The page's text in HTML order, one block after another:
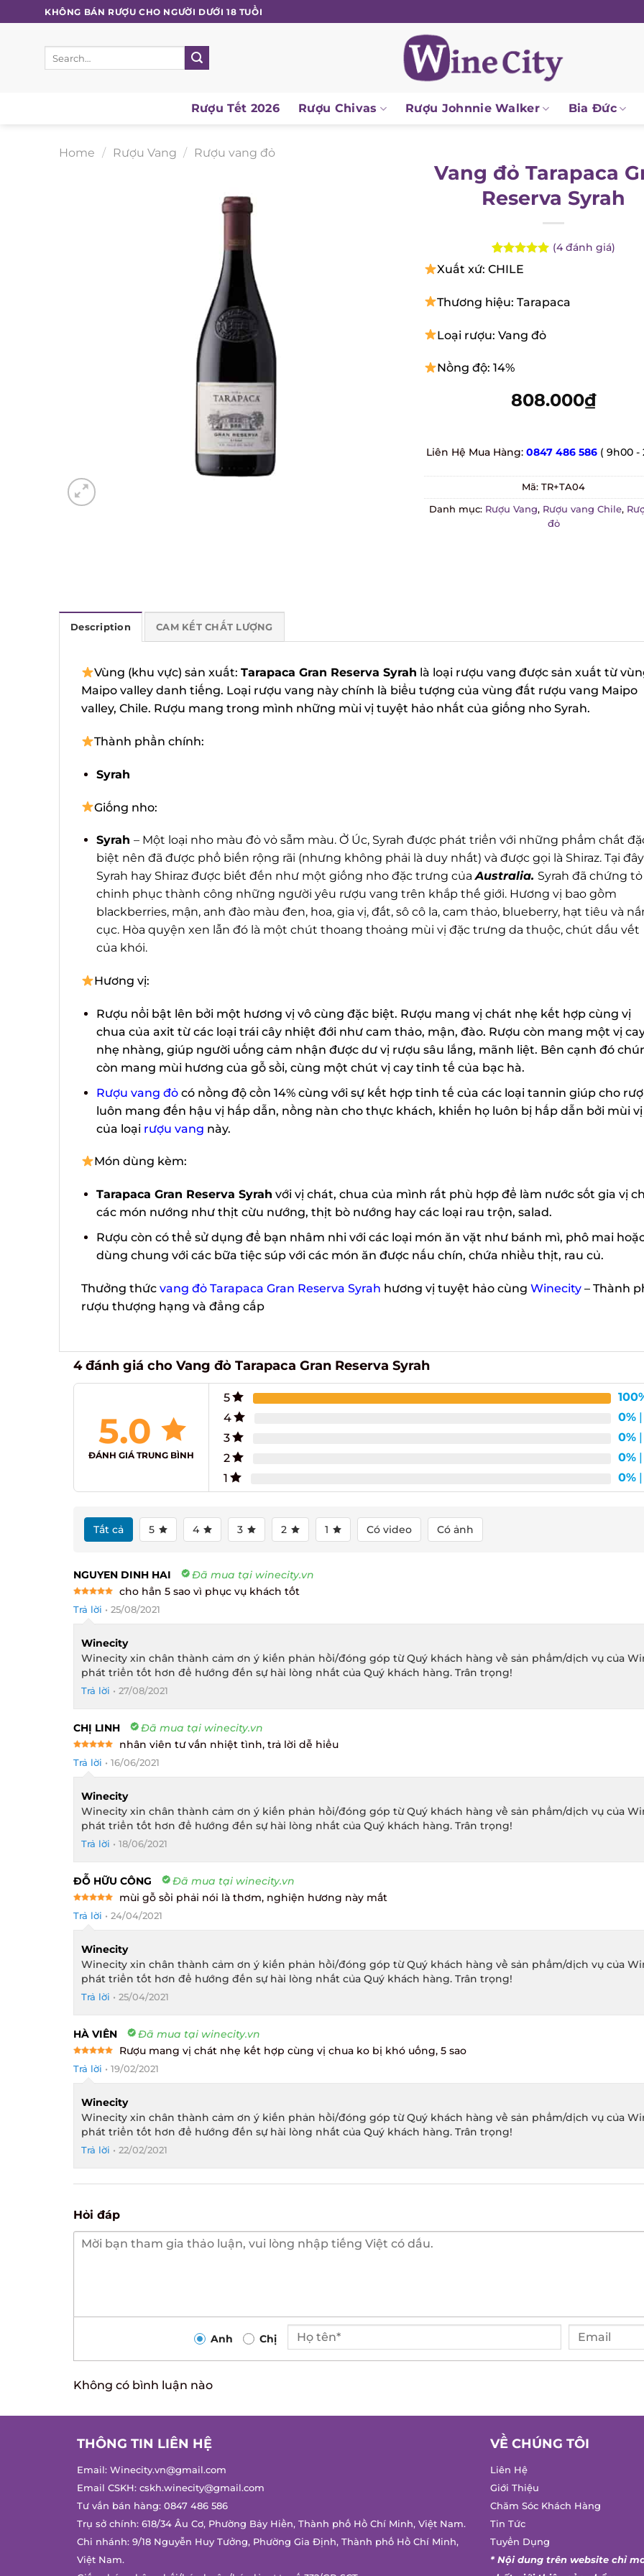
to
content
KHÔNG BÁN RƯỢU CHO NGƯỜI DƯỚI 18 TUỔI
Rượu Tết 2026 Rượu Chivas Rượu Johnnie Walker Bia Đức
Home Rượu Vang Rượu vang đỏ
Vang đỏ Tarapaca
Reserva Syrah
Rated5.00
out of 5
4
customer
ratings
( 4đánh giá)
Xuất xứ: CHILE
Thương hiệu: Tarapaca
Loại rượu: Vang đỏ
Nồng độ: 14%
808.000₫
Liên Hệ Mua Hàng:0847 486 586 ( 9h00 -
Mã:TR+TA04
Danh mục:Rượu Vang,Rượu vang Chile,
đỏ
Description CAM KẾT CHẤT LƯỢNG
Vùng (khu vực) sản xuất:Tarapaca Gran Reserva Syrahlà loại rượu vang được sản xuất từ
Maipo valley danh tiếng. Loại rượu vang này chính là biểu tượng của vùng đất rượu vang Maipo
valley, Chile. Rượu mang trong mình những mùi vị tuyệt hảo nhất của giống nho Syrah.
Thành phần chính:
Syrah
Giống nho:
Syrah– Một loại nho màu đỏ vỏ sẫm màu. Ở Úc, Syrah được phát triển với những phẩm chất đặc
biệt nên đã được phổ biến rộng rãi (nhưng không phải là duy nhất) và được gọi là Shiraz. Tại đây
Syrah hay Shiraz được biết đến như một giống nho đặc trưng củaAustralia.Syrah đã chứng tỏ
chinh phục thành công những người yêu rượu vang trên khắp thế giới. Hương vị bao gồm
blackberries, mận, anh đào màu đen, hoa, gia vị, đất, sô cô la, cam thảo, blueberry, hạt tiêu và
cục. Hòa quyện xen lẫn đó là một chút thoang thoảng mùi vị đặc trưng da thuộc, chút dấu vết
của khói.
Hương vị:
Rượu nổi bật lên bởi một hương vị vô cùng đặc biệt. Rượu mang vị chát nhẹ kết hợp cùng vị
chua của axit từ các loại trái cây nhiệt đới như cam thảo, mận, đào. Rượu còn mang một vị cay
nhẹ nhàng, giúp người uống cảm nhận được dư vị rượu sâu lắng, mãnh liệt. Bên cạnh đó
còn mang mùi hương của gỗ sồi, cùng một chút vị cay tinh tế của bạc hà.
Rượu vang đỏcó nồng độ cồn 14% cùng với sự kết hợp tinh tế của các loại tannin giúp cho
luôn mang đến hậu vị hấp dẫn, nồng nàn cho thực khách, khiến họ luôn bị hấp dẫn bởi mùi vị
của loạirượu vangnày.
Món dùng kèm:
Tarapaca Gran Reserva Syrahvới vị chát, chua của mình rất phù hợp để làm nước sốt gia vị
các món nướng như thịt cừu nướng, thịt bò nướng hay các loại rau trộn, salad.
Rượu còn có thể sử dụng để bạn nhâm nhi với các loại món ăn vặt như bánh mì, phô mai hoặc
dùng chung với các bữa tiệc súp với các món ăn được nấu chín, chứa nhiều thịt, rau củ.
Thưởng thứcvang đỏ Tarapaca Gran Reserva Syrahhương vị tuyệt hảo cùngWinecity– Thành
rượu thượng hạng và đẳng cấp
4 đánh giá choVang đỏ Tarapaca Gran Reserva Syrah
5.0
ĐÁNH GIÁ TRUNG BÌNH
5 100%
4
0%|
3
0%|
2
0%|
0%|
Tất cả 5 4 3 2 1 Có video Có ảnh
NGUYEN DINH HAI Đã mua tại winecity.vn
out of 5
cho hẳn 5 sao vì phục vụ khách tốt
Trả lời • 25/08/2021
Winecity
Winecity xin chân thành cảm ơn ý kiến phản hồi/đóng góp từ Quý khách hàng về sản phẩm/dịch vụ của
phát triển tốt hơn để hướng đến sự hài lòng nhất của Quý khách hàng. Trân trọng!
Trả lời • 27/08/2021
CHỊ LINH Đã mua tại winecity.vn
out of 5
nhân viên tư vấn nhiệt tình, trả lời dễ hiểu
Trả lời • 16/06/2021
Winecity
Winecity xin chân thành cảm ơn ý kiến phản hồi/đóng góp từ Quý khách hàng về sản phẩm/dịch vụ của
phát triển tốt hơn để hướng đến sự hài lòng nhất của Quý khách hàng. Trân trọng!
Trả lời • 18/06/2021
ĐỖ HỮU CÔNG Đã mua tại winecity.vn
out of 5
mùi gỗ sồi phải nói là thơm, nghiện hương này mất
Trả lời • 24/04/2021
Winecity
Winecity xin chân thành cảm ơn ý kiến phản hồi/đóng góp từ Quý khách hàng về sản phẩm/dịch vụ của
phát triển tốt hơn để hướng đến sự hài lòng nhất của Quý khách hàng. Trân trọng!
Trả lời • 25/04/2021
HÀ VIÊN Đã mua tại winecity.vn
out of 5
Rượu mang vị chát nhẹ kết hợp cùng vị chua ko bị khó uống, 5 sao
Trả lời • 19/02/2021
Winecity
Winecity xin chân thành cảm ơn ý kiến phản hồi/đóng góp từ Quý khách hàng về sản phẩm/dịch vụ của
phát triển tốt hơn để hướng đến sự hài lòng nhất của Quý khách hàng. Trân trọng!
Trả lời • 22/02/2021
Hỏi đáp
Anh Chị
Không có bình luận nào
THÔNG TIN LIÊN HỆ
Email:Winecity.vn@gmail.com
Email CSKH:cskh.winecity@gmail.com
Tư vấn bán hàng:0847 486 586
Trụ sở chính: 618/34 Âu Cơ, Phường Bảy Hiền, Thành phố Hồ Chí Minh, Việt Nam.
Chi nhánh: 9/18 Nguyễn Huy Tưởng, Phường Gia Định, Thành phố Hồ Chí Minh,
Việt Nam.
VỀ CHÚNG TÔI
Liên Hệ
Giới Thiệu
Chăm Sóc Khách Hàng
Tin Tức
Tuyển Dụng
* Nội dung trên website chỉ